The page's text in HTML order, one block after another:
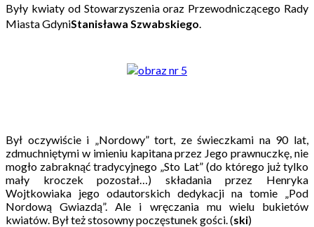
Były kwiaty od Stowarzyszenia oraz Przewodniczącego Rady
Miasta GdyniStanisława Szwabskiego.
Był oczywiście i „Nordowy” tort, ze świeczkami na 90 lat,
zdmuchniętymi w imieniu kapitana przez Jego prawnuczkę, nie
mogło zabraknąć tradycyjnego „Sto Lat” (do którego już tylko
mały kroczek pozostał…) składania przez Henryka
Wojtkowiaka jego odautorskich dedykacji na tomie „Pod
Nordową Gwiazdą”. Ale i wręczania mu wielu bukietów
kwiatów. Był też stosowny poczęstunek gości. (ski)